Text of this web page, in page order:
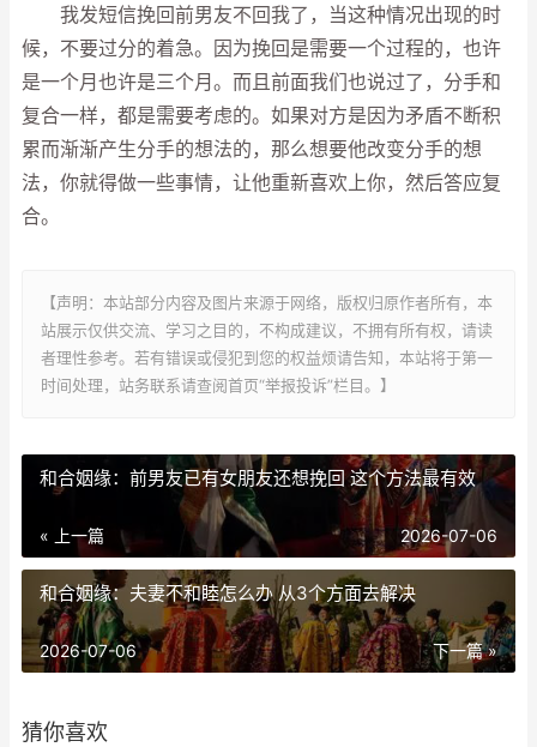
我发短信挽回前男友不回我了，当这种情况出现的时
候，不要过分的着急。因为挽回是需要一个过程的，也许
是一个月也许是三个月。而且前面我们也说过了，分手和
复合一样，都是需要考虑的。如果对方是因为矛盾不断积
累而渐渐产生分手的想法的，那么想要他改变分手的想
法，你就得做一些事情，让他重新喜欢上你，然后答应复
合。
【声明：本站部分内容及图片来源于网络，版权归原作者所有，本
站展示仅供交流、学习之目的，不构成建议，不拥有所有权，请读
者理性参考。若有错误或侵犯到您的权益烦请告知，本站将于第一
时间处理，站务联系请查阅首页“举报投诉”栏目。】
和合姻缘：前男友已有女朋友还想挽回 这个方法最有效
« 上一篇 2026-07-06
和合姻缘：夫妻不和睦怎么办 从3个方面去解决
下一篇 »
2026-07-06
猜你喜欢